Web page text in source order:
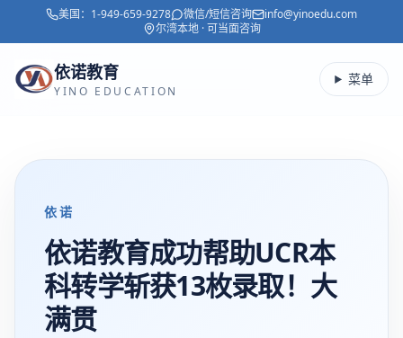
美国： 1-949-659-9278 微信/短信咨询
info@yinoedu.com
尔湾本地 · 可当面咨询
依诺教育
YINO EDUCATION
菜单
依诺
依诺教育成功帮助UCR本
科转学斩获13枚录取！大
满贯